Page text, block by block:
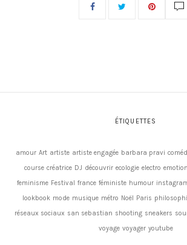
ÉTIQUETTES
amour Art artiste artiste engagée barbara pravi
course créatrice DJ découvrir ecologie electro
feminisme Festival france féministe humour
lookbook mode musique métro Noël Paris
réseaux sociaux san sebastian shooting sneakers
voyage voyager youtube